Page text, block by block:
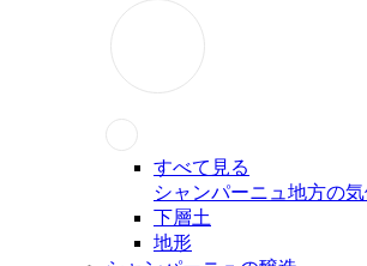
すべて見る
シャンパーニュ地方の
下層土
地形